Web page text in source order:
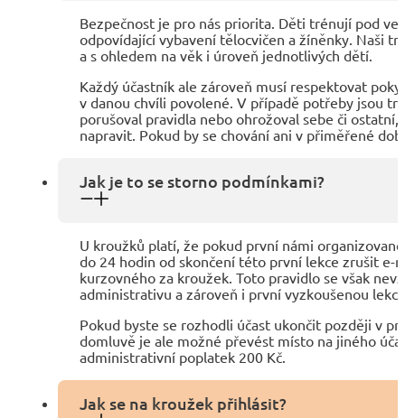
Bezpečnost je pro nás priorita. Děti trénují pod
odpovídající vybavení tělocvičen a žíněnky. Naši
a s ohledem na věk i úroveň jednotlivých dětí.
Každý účastník ale zároveň musí respektovat
v danou chvíli povolené. V případě potřeby jsou
porušoval pravidla nebo ohrožoval sebe či
napravit. Pokud by se chování ani v přiměřené
Jak je to se storno podmínkami?
U kroužků platí, že pokud první námi
do 24 hodin od skončení této první lekce zrušit e-
kurzovného za kroužek. Toto pravidlo se však
administrativu a zároveň i první vyzkoušenou lekci.
Pokud byste se rozhodli účast ukončit později v
domluvě je ale možné převést místo na jiného
administrativní poplatek 200 Kč.
Jak se na kroužek přihlásit?